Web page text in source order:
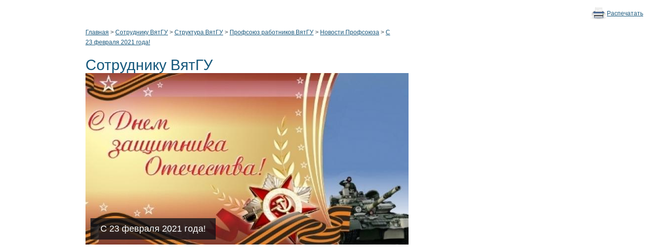
Распечатать
Главная > Сотруднику ВятГУ > Структура ВятГУ > Профсоюз работников ВятГУ > Новости Профсоюза > C
23 февраля 2021 года!
Сотруднику ВятГУ
C 23 февраля 2021 года!